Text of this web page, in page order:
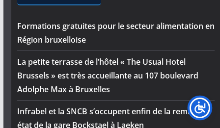
Formations gratuites pour le secteur alimentation en
Région bruxelloise
La petite terrasse de l’hôtel « The Usual Hotel
Brussels » est très accueillante au 107 boulevard
Adolphe Max à Bruxelles
Infrabel et la SNCB s’occupent enfin de la remise en
état de la gare Bockstael à Laeken